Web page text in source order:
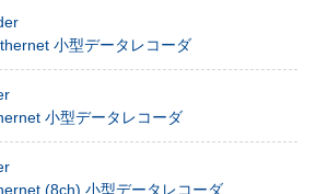
小型データレコーダ
小型データレコーダ
(8ch) 小型データレコーダ